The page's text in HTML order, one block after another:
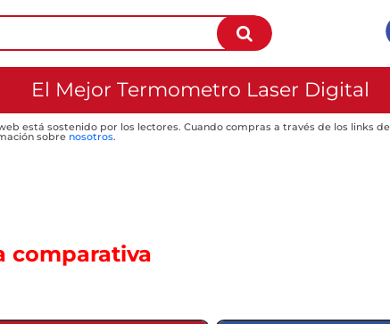
El Mejor Termometro Laser Digital
está sostenido por los lectores. Cuando compras a través de los links
sobre nosotros.
comparativa